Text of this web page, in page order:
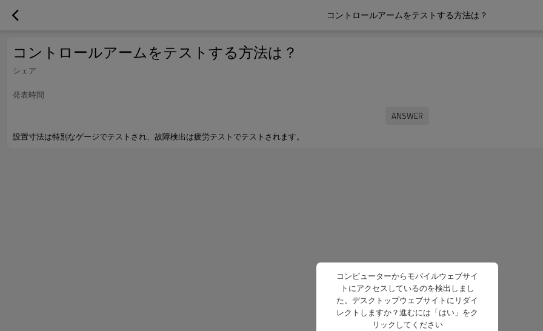
コントロールアームをテストする方法は？
コントロールアームをテストする方法は？
シェア
発表時間
設置寸法は特別なゲージでテストされ、故障検出は疲労テストでテストされます。
コンピューターからモバイルウェブサイ
トにアクセスしているのを検出しまし
た。デスクトップウェブサイトにリダイ
レクトしますか？進むには「はい」をク
リックしてください